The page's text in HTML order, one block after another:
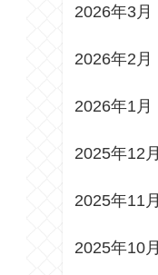
2026年3月
2026年2月
2026年1月
2025年12月
2025年11月
2025年10月